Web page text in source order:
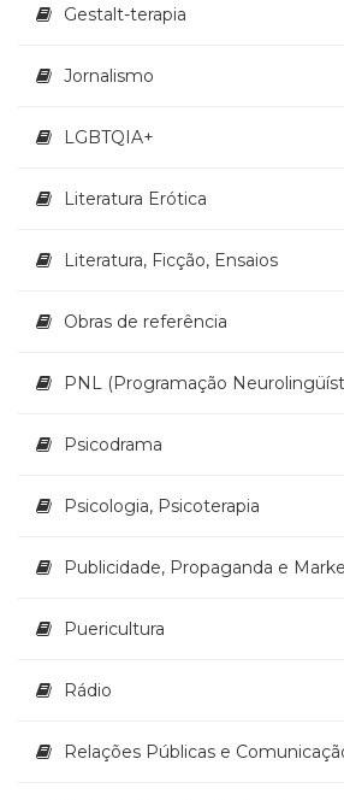
Televisão
Temas
Terapia
(21)
e
Turismo
Vida
(32)
Gestalt-terapia
Jornalismo
LGBTQIA+
Literatura Erótica
Literatura, Ficção, Ensaios
Obras de referência
PNL (Programação
Psicodrama
Psicologia, Psicoterapia
Publicidade, Propaganda e
Puericultura
Rádio
Relações Públicas e